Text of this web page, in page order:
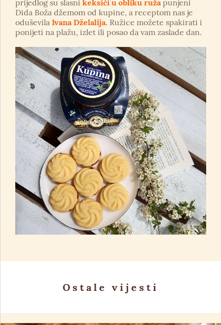
prijedlog su slasni keksići u obliku ruža punjeni
Dida Boža džemom od kupine, a receptom nas je
oduševila Ivana Dželalija. Ružice možete spakirati i
ponijeti na plažu, izlet ili posao da vam zaslade dan.
Ostale vijesti